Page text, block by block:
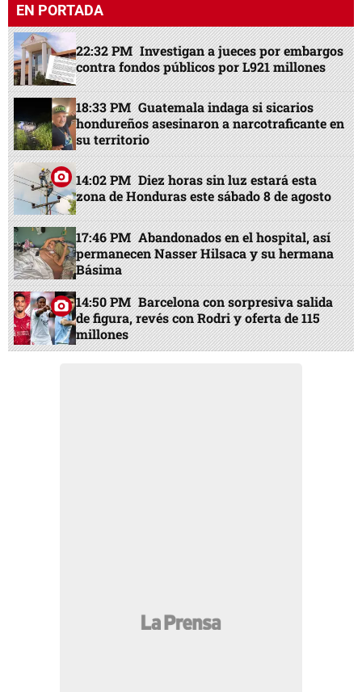
EN PORTADA
22:32 PM Investigan a jueces por embargos
contra fondos públicos por L921 millones
18:33 PM Guatemala indaga si sicarios
hondureños asesinaron a narcotraficante en
su territorio
14:02 PM Diez horas sin luz estará esta
zona de Honduras este sábado 8 de agosto
17:46 PM Abandonados en el hospital, así
permanecen Nasser Hilsaca y su hermana
Básima
14:50 PM Barcelona con sorpresiva salida
de figura, revés con Rodri y oferta de 115
millones